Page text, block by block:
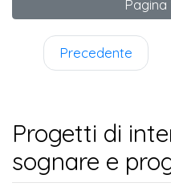
Pagina
Precedente
Progetti di
sognare e